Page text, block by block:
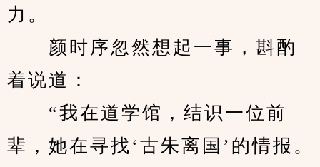
力。
颜时序忽然想起一事，斟酌
着说道：
“我在道学馆，结识一位前
辈，她在寻找‘古朱离国’的情报。